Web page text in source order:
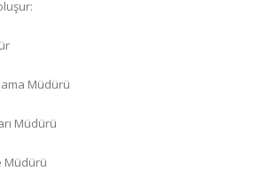
Müdürü
Müdürü
Müdürü